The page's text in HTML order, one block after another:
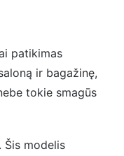
patikimas
ir bagažinę,
tokie smagūs
Šis modelis